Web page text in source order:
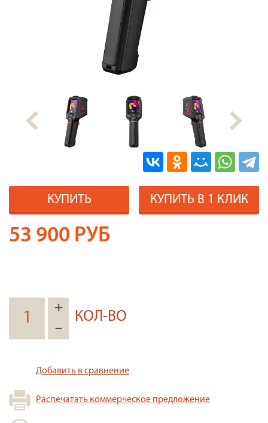
КУПИТЬ КУПИТЬ В 1 КЛИК
53 900 РУБ
+
–
КОЛ-ВО
Добавить в сравнение
Распечатать коммерческое предложение